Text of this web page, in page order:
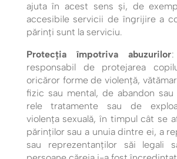
ajuta în acest sens și, de
accesibile servicii de îngrijire a
părinți sunt la serviciu.
Protecția împotriva abuzurilor
responsabil de protejarea
oricăror forme de violență,
fizic sau mental, de abandon
rele tratamente sau de
violența sexuală, în timpul cât se
părinţilor sau a unuia dintre ei, a
sau reprezentanţilor săi legali